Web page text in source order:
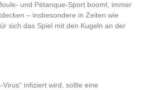
und Pétanque-Sport boomt, immer
– insbesondere in Zeiten wie
sich das Spiel mit den Kugeln an der
Virus“ infiziert wird, sollte eine